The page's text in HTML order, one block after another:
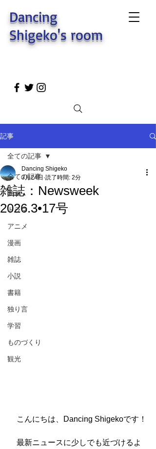
Dancing
Shigeko's room
記事
全ての記事
映画
ドラマ
アニメ
漫画
雑誌
小説
書籍
独り言
学習
ものづくり
観光
全ての記事
雑誌：Newsweek
2026.3•17号
Dancing Shigeko
3月24日 読了時間: 2分
こんにちは、Dancing Shigekoです！
最新ニュースに少しでも近づけるよ